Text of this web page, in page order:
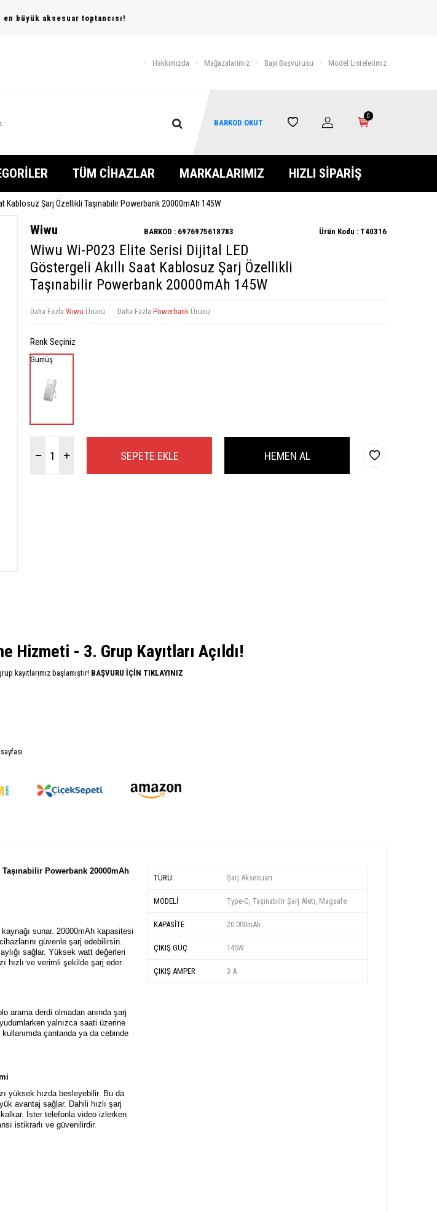
büyük aksesuar toptancısı!
Hakkımızda Mağazalarımız Bayi Başvurusu Model Listelerimiz
BARKOD OKUT
0
TÜM CİHAZLAR MARKALARIMIZ HIZLI SİPARİŞ
Kablosuz Şarj Özellikli Taşınabilir Powerbank 20000mAh 145W
Wiwu BARKOD : 6976975618783 Ürün Kodu : T40316
Wiwu Wi-P023 Elite Serisi Dijital LED
Göstergeli Akıllı Saat Kablosuz Şarj Özellikli
Taşınabilir Powerbank 20000mAh 145W
Daha Fazla Wiwu Ürünü Daha Fazla Powerbank Ürünü
Renk Seçiniz
Gümüş
SEPETE EKLE HEMEN AL
Hizmeti - 3. Grup Kayıtları Açıldı!
kayıtlarımız başlamıştır! BAŞVURU İÇİN TIKLAYINIZ
Powerbank 20000mAh
sunar. 20000mAh kapasitesi
güvenle şarj edebilirsin.
sağlar. Yüksek watt değerleri
hızlı ve verimli şekilde şarj eder.
arama derdi olmadan anında şarj
yalnızca saati üzerine
çantanda ya da cebinde
yüksek hızda besleyebilir. Bu da
avantaj sağlar. Dahili hızlı şarj
İster telefonla video izlerken
istikrarlı ve güvenilirdir.
TÜRÜ Şarj Aksesuarı
MODELİ Type-C, Taşınabilir Şarj Aleti, Magsafe
KAPASİTE 20.000mAh
ÇIKIŞ GÜÇ 145W
ÇIKIŞ AMPER 3 A